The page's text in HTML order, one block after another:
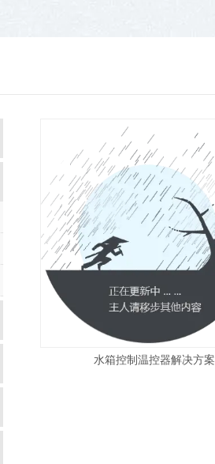
水箱控制温控器解决方案